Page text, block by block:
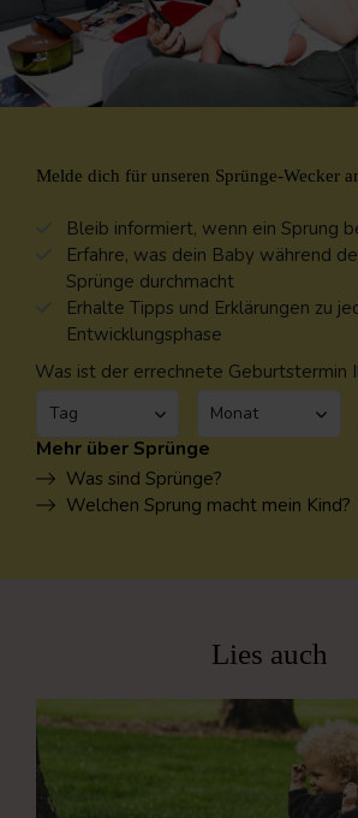
Melde dich für unseren Sprünge-Wecker
Bleib informiert, wenn ein Sprung
Erfahre, was dein Baby während
Sprünge durchmacht
Erhalte Tipps und Erklärungen zu
Entwicklungsphase
Was ist der errechnete Geburtstermin
Mehr über Sprünge
Was sind Sprünge?
Welchen Sprung macht mein Kind?
Lies auch